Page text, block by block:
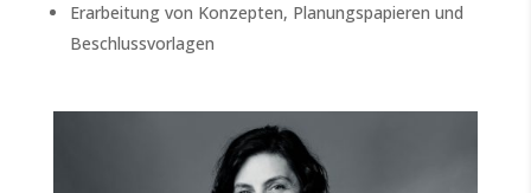
Erarbeitung von Konzepten, Planungspapieren und
Beschlussvorlagen